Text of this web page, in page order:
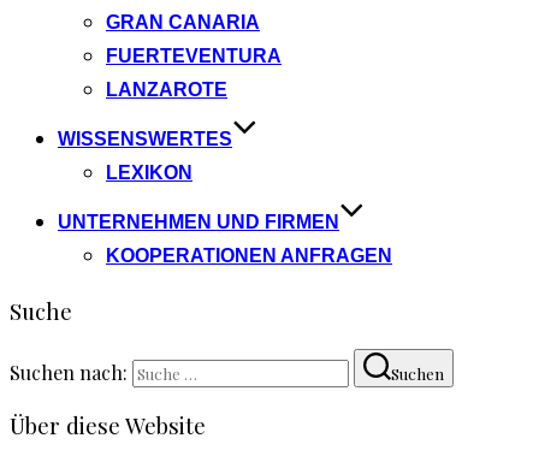
GRAN CANARIA
FUERTEVENTURA
LANZAROTE
WISSENSWERTES
LEXIKON
UNTERNEHMEN UND FIRMEN
KOOPERATIONEN ANFRAGEN
Suche
Suchen nach: Suchen
Über diese Website